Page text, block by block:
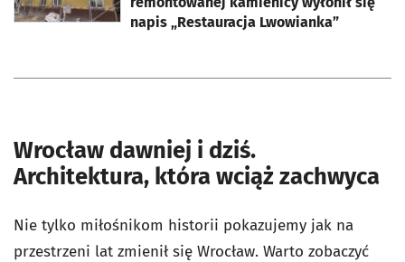
napis „Restauracja Lwowianka”
Wrocław dawniej i dziś.
Architektura, która wciąż zachwyca
Nie tylko miłośnikom historii pokazujemy jak na
przestrzeni lat zmienił się Wrocław. Warto zobaczyć